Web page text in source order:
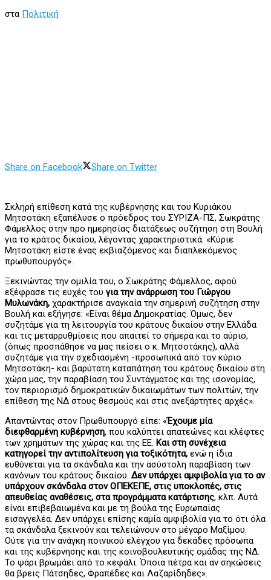
στα Πολιτική
Share on Facebook Share on Twitter
Σκληρή επίθεση κατά της κυβέρνησης και του Κυριάκου
Μητσοτάκη εξαπέλυσε ο πρόεδρος του ΣΥΡΙΖΑ-ΠΣ, Σωκράτης
Φάμελλος στην προ ημερησίας διατάξεως συζήτηση στη Βουλή
για το κράτος δικαίου, λέγοντας χαρακτηριστικά: «Κύριε
Μητσοτάκη είστε ένας εκβιαζόμενος και διαπλεκόμενος
πρωθυπουργός».
Ξεκινώντας την ομιλία του, ο Σωκράτης Φάμελλος, αφού
εξέφρασε τις ευχές του για την ανάρρωση του Γιώργου
Μυλωνάκη, χαρακτήρισε αναγκαία την σημερινή συζήτηση στην
Βουλή και εξήγησε: «Είναι θέμα Δημοκρατίας. Όμως, δεν
συζητάμε για τη λειτουργία του κράτους δικαίου στην Ελλάδα
και τις μεταρρυθμίσεις που απαιτεί το σήμερα και το αύριο,
(όπως προσπάθησε να μας πείσει ο κ. Μητσοτάκης), αλλά
συζητάμε για την σχεδιασμένη -προσωπικά από τον κύριο
Μητσοτάκη- και βαρύτατη καταπάτηση του κράτους δικαίου στη
χώρα μας, την παραβίαση του Συντάγματος και της ισονομίας,
τον περιορισμό δημοκρατικών δικαιωμάτων των πολιτών, την
επίθεση της ΝΔ στους θεσμούς και στις ανεξάρτητες αρχές».
Απαντώντας στον Πρωθυπουργό είπε: «Έχουμε μία
διεφθαρμένη κυβέρνηση, που καλύπτει απατεώνες και κλέφτες
των χρημάτων της χώρας και της ΕΕ. Και στη συνέχεια
κατηγορεί την αντιπολίτευση για τοξικότητα, ενώ η ίδια
ευθύνεται για τα σκάνδαλα και την ασύστολη παραβίαση των
κανόνων του κράτους δικαίου. Δεν υπάρχει αμφιβολία για το αν
υπάρχουν σκάνδαλα στον ΟΠΕΚΕΠΕ, στις υποκλοπές, στις
απευθείας αναθέσεις, στα προγράμματα κατάρτισης, κλπ. Αυτά
είναι επιβεβαιωμένα και με τη βούλα της Ευρωπαίας
εισαγγελέα. Δεν υπάρχει επίσης καμία αμφιβολία για το ότι όλα
τα σκάνδαλα ξεκινούν και τελειώνουν στο μέγαρο Μαξίμου.
Ούτε για την ανάγκη ποινικού ελέγχου για δεκάδες πρόσωπα
και της κυβέρνησης και της κοινοβουλευτικής ομάδας της ΝΔ.
Το ψάρι βρωμάει από το κεφάλι. Όποια πέτρα και αν σηκώσεις
θα βρεις Πάτσηδες, Φραπέδες και Λαζαρίδηδες».